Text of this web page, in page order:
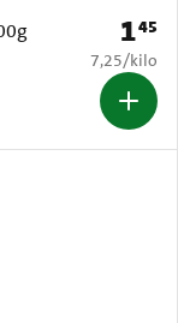
Prijs:
145
€ 7,25 per
7,25/kilo